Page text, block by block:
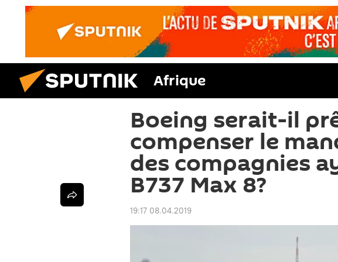
Afrique
Boeing serait-il
compenser le
des compagnies
B737 Max 8?
19:17 08.04.2019